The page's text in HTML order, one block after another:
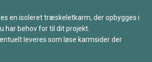
en isoleret træskeletkarm, der opbygges i
har behov for til dit projekt.
leveres som løse karmsider der